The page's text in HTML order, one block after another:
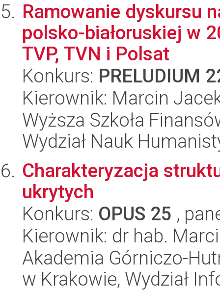
Ramowanie dyskursu
polsko-białoruskiej w
TVP, TVN i Polsat
Konkurs: PRELUDIUM
Kierownik: Marcin
Wyższa Szkoła
Wydział Nauk
Charakteryzacja
ukrytych
Konkurs: OPUS 25 ,
Kierownik: dr hab.
Akademia Górniczo-
w Krakowie, Wydział